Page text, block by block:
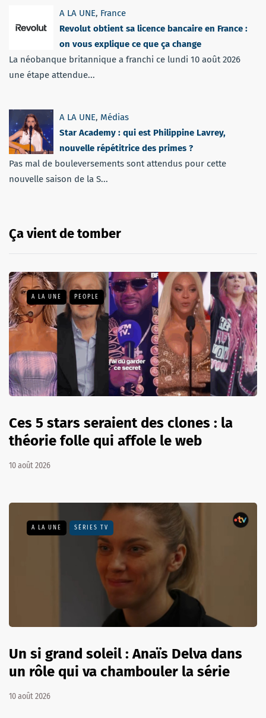
A LA UNE, France
Revolut obtient sa licence bancaire en France :
on vous explique ce que ça change
La néobanque britannique a franchi ce lundi 10 août 2026
une étape attendue...
A LA UNE, Médias
Star Academy : qui est Philippine Lavrey,
nouvelle répétitrice des primes ?
Pas mal de bouleversements sont attendus pour cette
nouvelle saison de la S...
Ça vient de tomber
A LA UNE PEOPLE
Ces 5 stars seraient des clones : la
théorie folle qui affole le web
10 août 2026
A LA UNE SÉRIES TV
Un si grand soleil : Anaïs Delva dans
un rôle qui va chambouler la série
10 août 2026